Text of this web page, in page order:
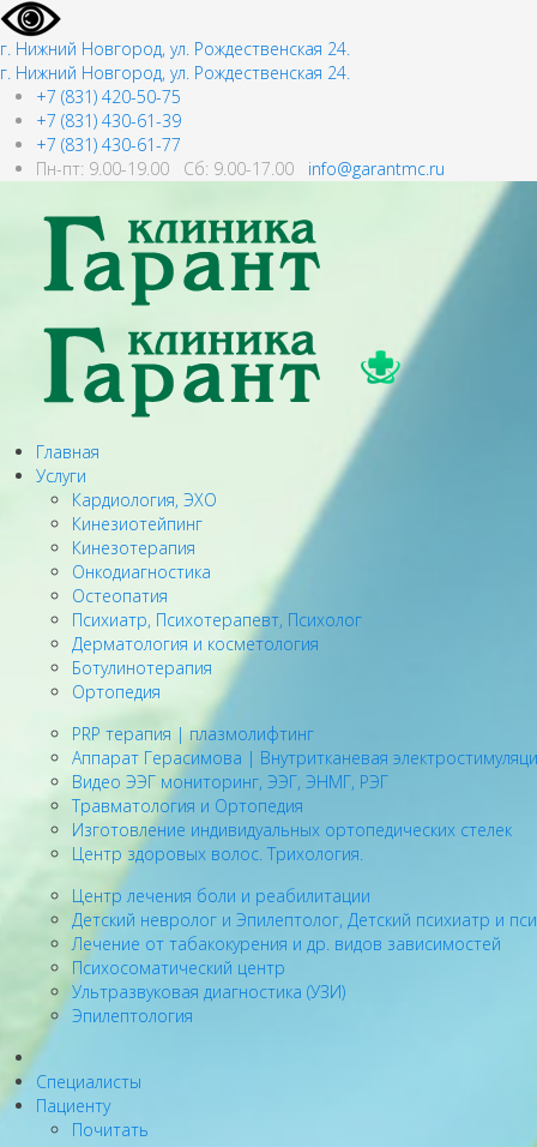
г. Нижний Новгород, ул. Рождественская 24.
г. Нижний Новгород, ул. Рождественская 24.
+7 (831) 420-50-75
+7 (831) 430-61-39
+7 (831) 430-61-77
Пн-пт: 9.00-19.00 Сб: 9.00-17.00 info@garantmc.ru
Главная
Услуги
Кардиология, ЭХО
Кинезиотейпинг
Кинезотерапия
Онкодиагностика
Остеопатия
Психиатр, Психотерапевт, Психолог
Дерматология и косметология
Ботулинотерапия
Ортопедия
PRP терапия | плазмолифтинг
Аппарат Герасимова | Внутритканевая
Видео ЭЭГ мониторинг, ЭЭГ, ЭНМГ, РЭГ
Травматология и Ортопедия
Изготовление индивидуальных ортопедических стелек
Центр здоровых волос. Трихология.
Центр лечения боли и реабилитации
Детский невролог и Эпилептолог, Детский психиатр и
Лечение от табакокурения и др. видов зависимостей
Психосоматический центр
Ультразвуковая диагностика (УЗИ)
Эпилептология
Специалисты
Пациенту
Почитать